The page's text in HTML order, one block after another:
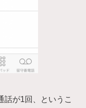
話が1回、というこ